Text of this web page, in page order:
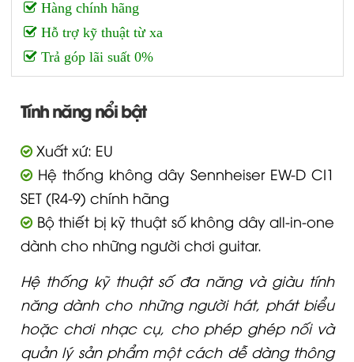
Hàng chính hãng
Hỗ trợ kỹ thuật từ xa
Trả góp lãi suất 0%
Tính năng nổi bật
Xuất xứ: EU
Hệ thống không dây Sennheiser EW-D CI1
SET (R4-9) chính hãng
Bộ thiết bị kỹ thuật số không dây all-in-one
dành cho những người chơi guitar.
Hệ thống kỹ thuật số đa năng và giàu tính
năng dành cho những người hát, phát biểu
hoặc chơi nhạc cụ, cho phép ghép nối và
quản lý sản phẩm một cách dễ dàng thông